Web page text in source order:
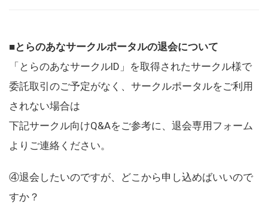
■とらのあなサークルポータルの退会について
「とらのあなサークルID」を取得されたサークル様で
委託取引のご予定がなく、サークルポータルをご利用
されない場合は
下記サークル向けQ&Aをご参考に、退会専用フォーム
よりご連絡ください。
④退会したいのですが、どこから申し込めばいいので
すか？